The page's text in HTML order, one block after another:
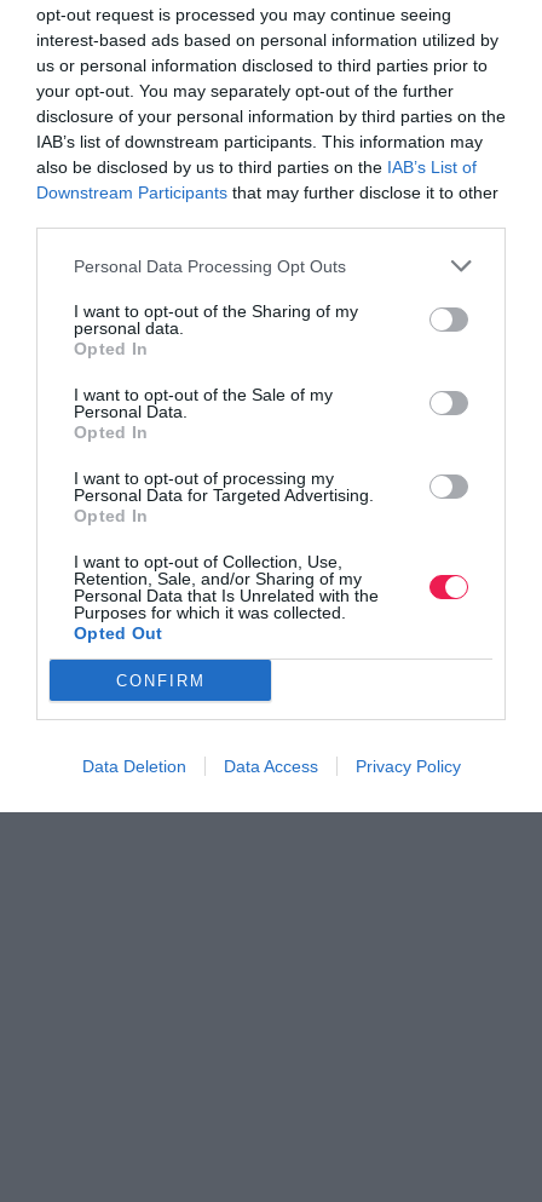
opt-out request is processed you may continue seeing
interest-based ads based on personal information utilized by
us or personal information disclosed to third parties prior to
your opt-out. You may separately opt-out of the further
disclosure of your personal information by third parties on the
IAB’s list of downstream participants. This information may
also be disclosed by us to third parties on the IAB’s List of
Downstream Participants that may further disclose it to other
Personal Data Processing Opt Outs
I want to opt-out of the Sharing of my
personal data.
Opted In
I want to opt-out of the Sale of my
Personal Data.
Opted In
I want to opt-out of processing my
Personal Data for Targeted Advertising.
Opted In
I want to opt-out of Collection, Use,
Retention, Sale, and/or Sharing of my
Personal Data that Is Unrelated with the
Purposes for which it was collected.
Opted Out
CONFIRM
Data Deletion Data Access Privacy Policy
Γίνε Συνδρομητής
Βρες το RUNNER!
Όλα τα Τεύχη